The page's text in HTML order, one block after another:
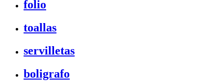
folio
toallas
servilletas
boligrafo